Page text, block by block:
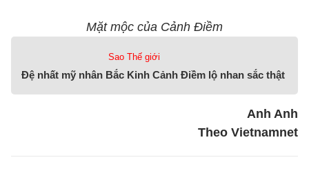
Mặt mộc của Cảnh Điềm
Sao Thế giới
Đệ nhất mỹ nhân Bắc Kinh Cảnh Điềm lộ nhan sắc thật
Anh Anh
Theo Vietnamnet